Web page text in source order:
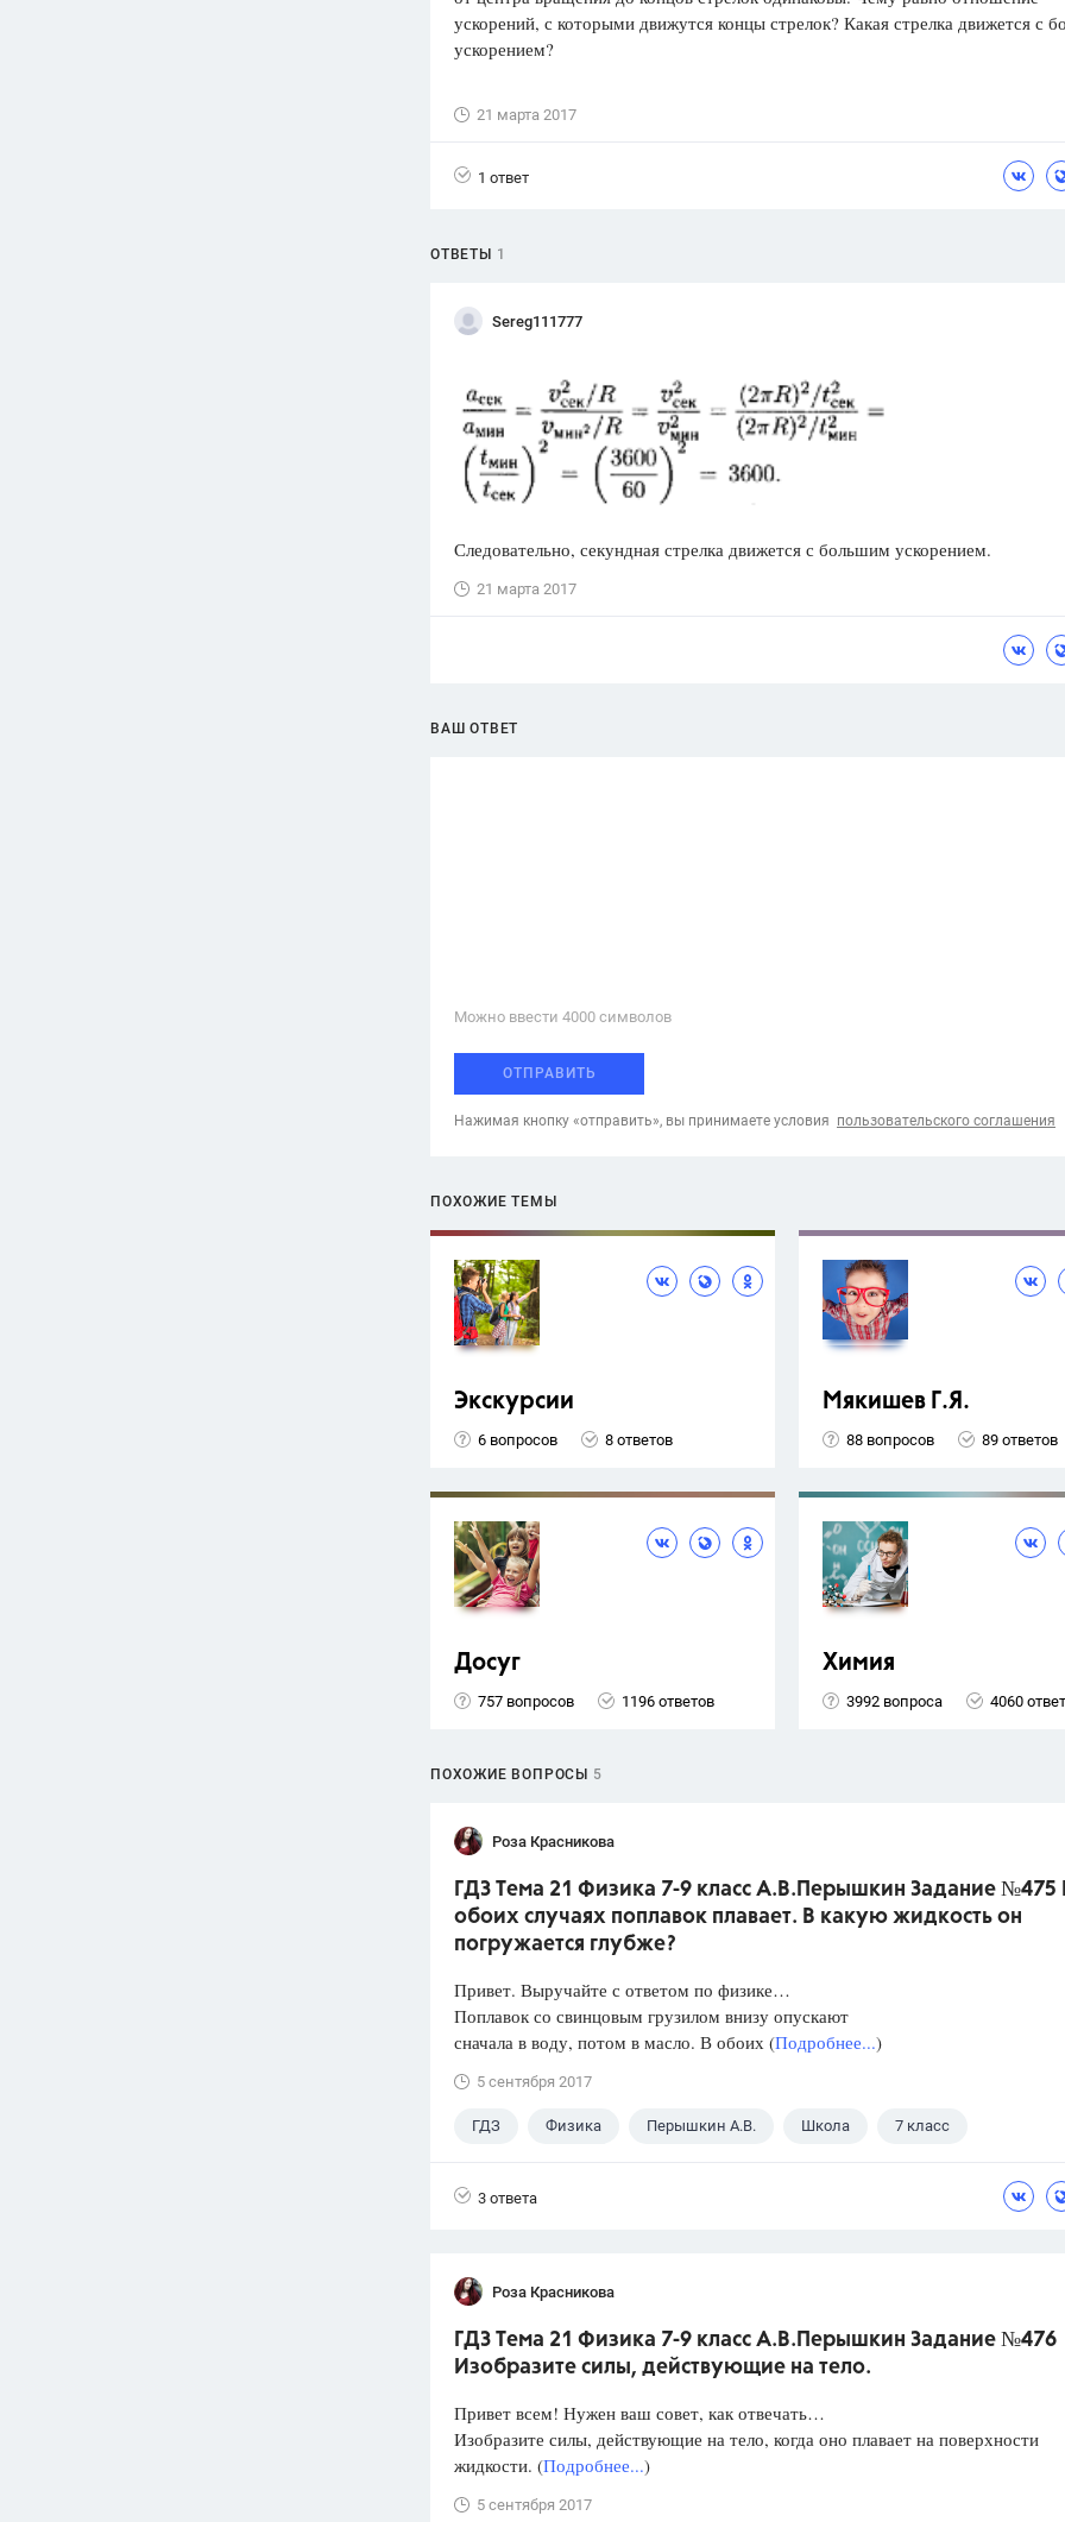
Вузы
1752 ответа
Олимпиады
Spotlight
280 ответов
Цветков Л. А.
ускорений, с которыми движутся концы стрелок? Какая стрелка движется с
ускорением?
21 марта 2017
1 ответ
ОТВЕТЫ 1
Sereg111777
Следовательно, секундная стрелка движется с большим ускорением.
21 марта 2017
ВАШ ОТВЕТ
Можно ввести 4000 cимволов
ОТПРАВИТЬ
Нажимая кнопку «отправить», вы принимаете условия пользовательского соглашения
ПОХОЖИЕ ТЕМЫ
Экскурсии
6 вопросов 8 ответов
Мякишев Г.Я.
88 вопросов 89 ответов
Досуг
757 вопросов 1196 ответов
Химия
3992 вопроса 4060
ПОХОЖИЕ ВОПРОСЫ 5
Роза Красникова
ГДЗ Тема 21 Физика 7-9 класс А.В.Перышкин Задание №475
обоих случаях поплавок плавает. В какую жидкость он
погружается глубже?
Привет. Выручайте с ответом по физике…
Поплавок со свинцовым грузилом внизу опускают
сначала в воду, потом в масло. В обоих (Подробнее...)
5 сентября 2017
ГДЗ Физика Перышкин А.В. Школа 7 класс
3 ответа
Роза Красникова
ГДЗ Тема 21 Физика 7-9 класс А.В.Перышкин Задание №476
Изобразите силы, действующие на тело.
Привет всем! Нужен ваш совет, как отвечать…
Изобразите силы, действующие на тело, когда оно плавает на поверхности
жидкости. (Подробнее...)
5 сентября 2017